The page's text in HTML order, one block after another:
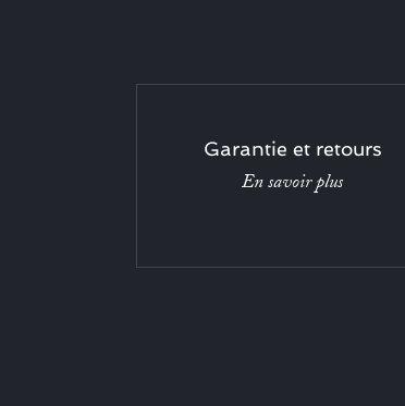
Garantie et retours
En savoir plus